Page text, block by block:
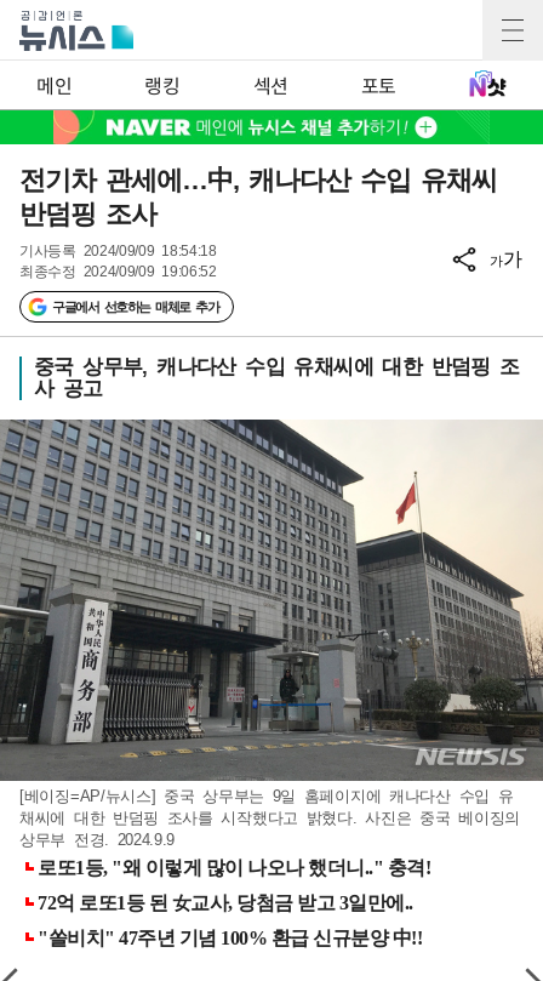
메인 랭킹 섹션 포토
전기차 관세에…中, 캐나다산 수입 유채씨
반덤핑 조사
기사등록 2024/09/09 18:54:18
최종수정 2024/09/09 19:06:52
구글에서 선호하는 매체로 추가
가가
중국 상무부, 캐나다산 수입 유채씨에 대한 반덤핑 조
사 공고
[베이징=AP/뉴시스] 중국 상무부는 9일 홈페이지에 캐나다산 수입 유
채씨에 대한 반덤핑 조사를 시작했다고 밝혔다. 사진은 중국 베이징의
상무부 전경. 2024.9.9